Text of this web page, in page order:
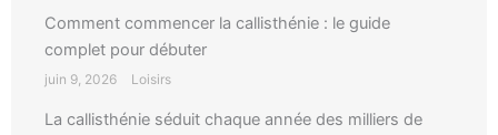
Comment commencer la callisthénie : le guide
complet pour débuter
juin 9, 2026 Loisirs
La callisthénie séduit chaque année des milliers de